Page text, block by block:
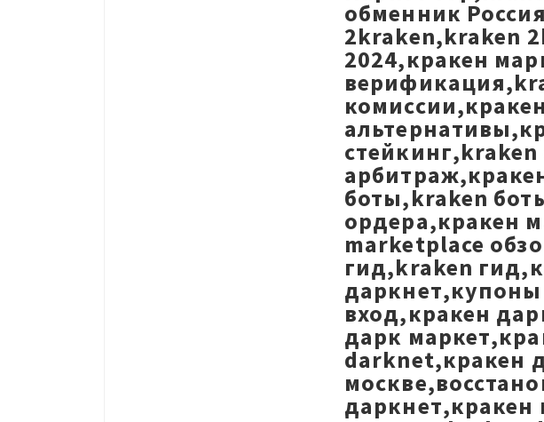
обменник
2kraken,kraken
2024,кракен
боты,kraken
ордера,кракен
marketplace
гид,kraken
даркнет,купоны
вход,кракен
дарк
darknet,кракен
даркнет,кракен